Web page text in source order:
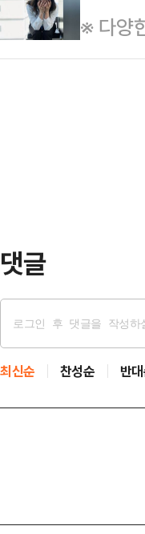
인은 호
군 봉
콘운송
용의 2
※ 다양
을 통해
댓글
최신순 찬성순 반